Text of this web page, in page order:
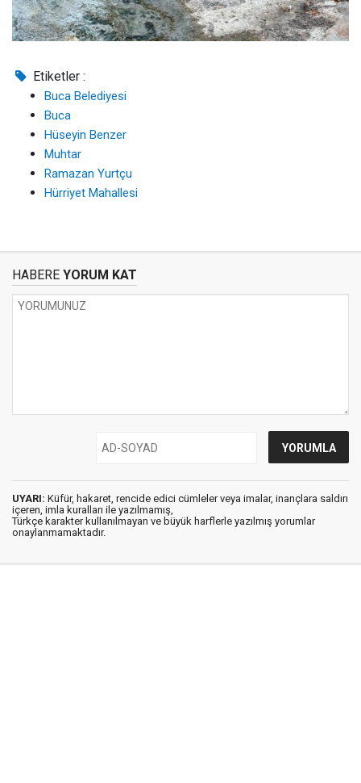
Etiketler :
Buca Belediyesi
Buca
Hüseyin Benzer
Muhtar
Ramazan Yurtçu
Hürriyet Mahallesi
HABERE YORUM KAT
UYARI: Küfür, hakaret, rencide edici cümleler veya imalar, inançlara saldırı
içeren, imla kuralları ile yazılmamış,
Türkçe karakter kullanılmayan ve büyük harflerle yazılmış yorumlar
onaylanmamaktadır.